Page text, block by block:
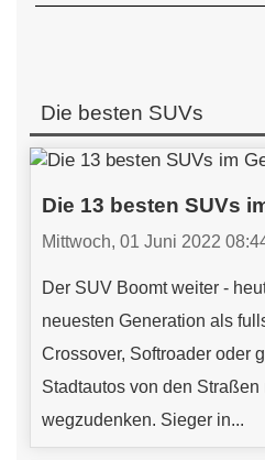
Die besten SUVs
Die 13 besten SUVs
Mittwoch, 01 Juni 2022
Der SUV Boomt weiter -
neuesten Generation als
Crossover, Softroader oder
Stadtautos von den Straßen
wegzudenken. Sieger in...